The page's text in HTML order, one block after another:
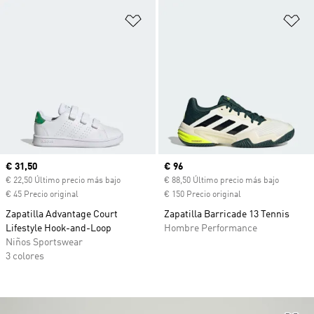
Precio actual
€ 31,50
€ 22,50 Último precio más bajo
€ 45 Precio original
Zapatilla Advantage Court
Lifestyle Hook-and-Loop
Niños Sportswear
3 colores
Precio actual
€ 96
€ 88,50 Último precio más bajo
€ 150 Precio original
Zapatilla Barricade 13 Tennis
Hombre Performance